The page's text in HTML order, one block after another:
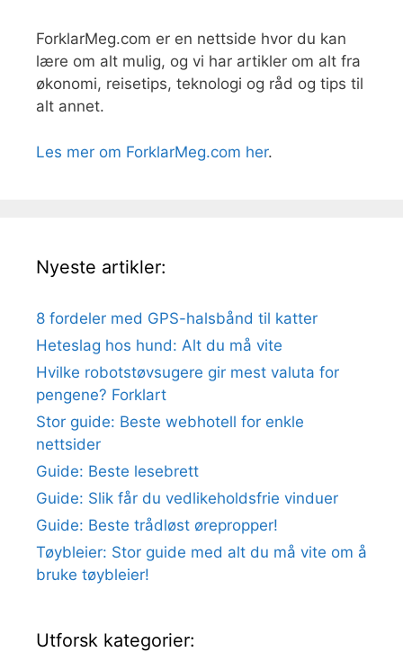
ForklarMeg.com er en nettside hvor du kan
lære om alt mulig, og vi har artikler om alt fra
økonomi, reisetips, teknologi og råd og tips til
alt annet.
Les mer om ForklarMeg.com her.
Nyeste artikler:
8 fordeler med GPS-halsbånd til katter
Heteslag hos hund: Alt du må vite
Hvilke robotstøvsugere gir mest valuta for
pengene? Forklart
Stor guide: Beste webhotell for enkle
nettsider
Guide: Beste lesebrett
Guide: Slik får du vedlikeholdsfrie vinduer
Guide: Beste trådløst ørepropper!
Tøybleier: Stor guide med alt du må vite om å
bruke tøybleier!
Utforsk kategorier: